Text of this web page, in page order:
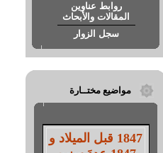
روابط عناوين
المقالات والأبحاث
سجل الزوار
مواضيع مختــارة
1847 قبل الميلاد و